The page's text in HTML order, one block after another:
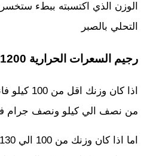
الوزن الذي اكتسبته ببطء
التحلي بالصبر
رجيم السعرات الحرارية 1200 كم يفقدني ؟
اذا كان
من نصف الي كيلو ونصف جرام